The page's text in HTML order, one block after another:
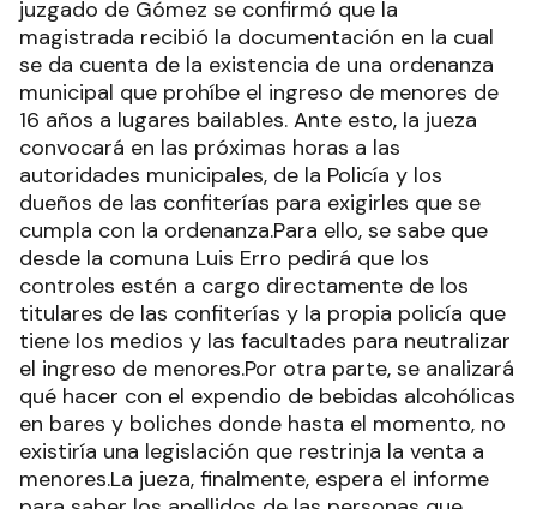
juzgado de Gómez se confirmó que la
magistrada recibió la documentación en la cual
se da cuenta de la existencia de una ordenanza
municipal que prohíbe el ingreso de menores de
16 años a lugares bailables. Ante esto, la jueza
convocará en las próximas horas a las
autoridades municipales, de la Policía y los
dueños de las confiterías para exigirles que se
cumpla con la ordenanza.Para ello, se sabe que
desde la comuna Luis Erro pedirá que los
controles estén a cargo directamente de los
titulares de las confiterías y la propia policía que
tiene los medios y las facultades para neutralizar
el ingreso de menores.Por otra parte, se analizará
qué hacer con el expendio de bebidas alcohólicas
en bares y boliches donde hasta el momento, no
existiría una legislación que restrinja la venta a
menores.La jueza, finalmente, espera el informe